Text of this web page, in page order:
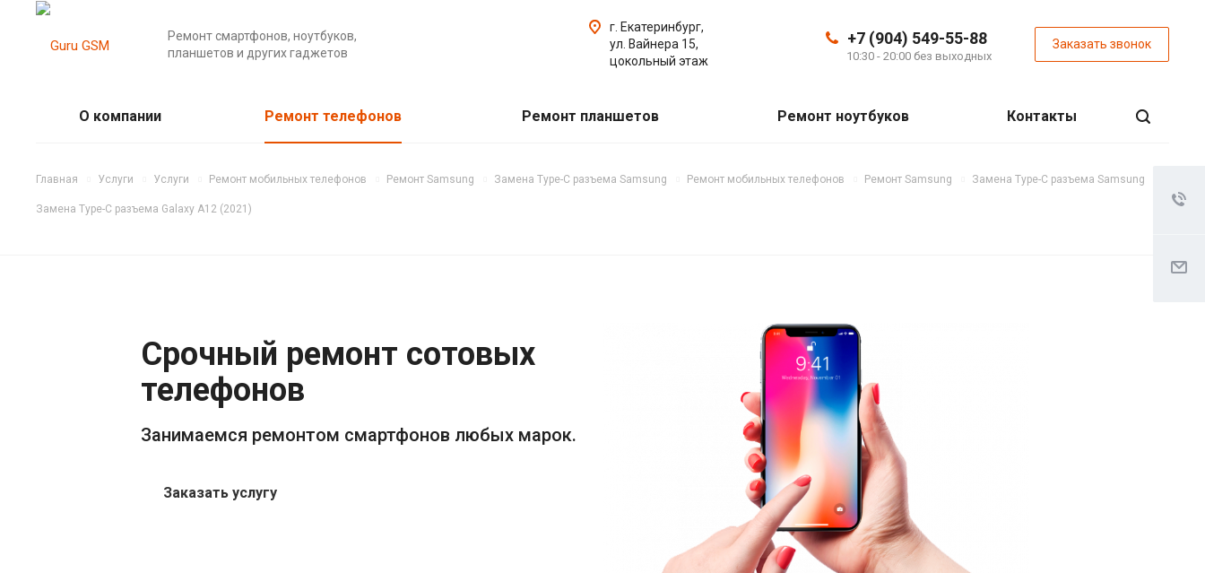
Ремонт смартфонов, ноутбуков,
планшетов и других гаджетов
+7 (904) 549-55-88
10:30 - 20:00 без выходных
Заказать звонок
г. Екатеринбург,
ул. Вайнера 15,
цокольный этаж
О компании Ремонт телефонов Ремонт планшетов Ремонт ноутбуков Контакты
Главная Услуги Услуги Ремонт мобильных телефонов Ремонт Samsung Замена Type-C разъема Samsung Ремонт мобильных телефонов Ремонт Samsung Замена Type-C разъема Samsung
Замена Type-C разъема Galaxy A12 (2021)
Срочный ремонт сотовых
телефонов
Занимаемся ремонтом смартфонов любых марок.
Заказать услугу